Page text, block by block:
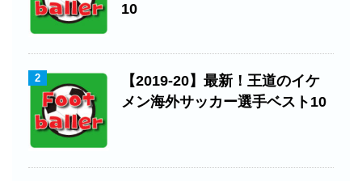
10
2
【2019-20】最新！王道のイケ
メン海外サッカー選手ベスト10